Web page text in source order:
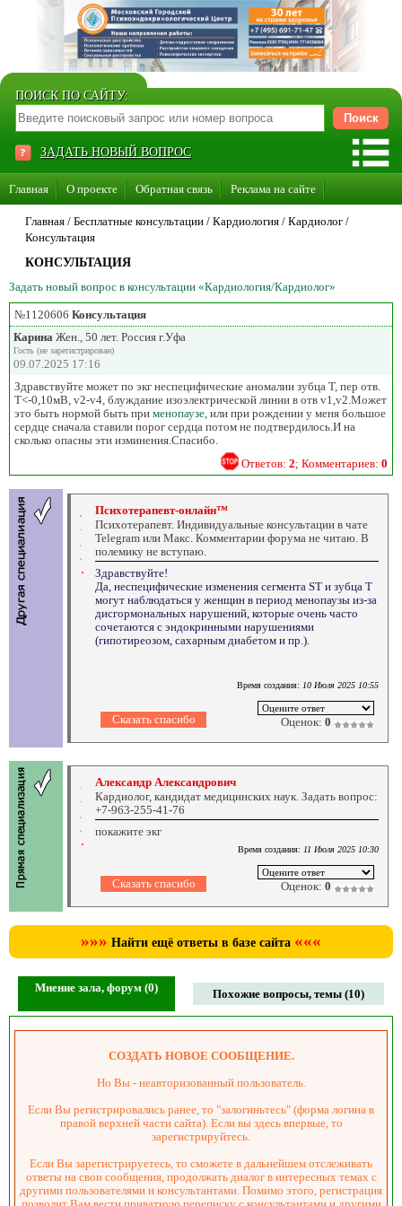
ПОИСК ПО САЙТУ:
ЗАДАТЬ НОВЫЙ ВОПРОС
Главная О проекте Обратная связь Реклама на сайте
Стать консультантом нашего сайта
Главная / Бесплатные консультации / Кардиология / Кардиолог /
Консультация
КОНСУЛЬТАЦИЯ
Задать новый вопрос в консультации «Кардиология/Кардиолог»
№1120606 Консультация
Карина Жен., 50 лет. Россия г.Уфа
Гость (не зарегистрирован)
09.07.2025 17:16
Здравствуйте может по экг неспецифические аномалии зубца Т, пер отв.
Т<-0,10мВ, v2-v4, блуждание изоэлектрической линии в отв v1,v2.Может
это быть нормой быть при менопаузе , или при рождении у меня большое
сердце сначала ставили порог сердца потом не подтвердилось.И на
сколько опасны эти изминения.Спасибо.
Ответов: 2; Комментариев: 0
Психотерапевт-онлайн™
Психотерапевт. Индивидуальные консультации в чате
Telegram или Макс. Комментарии форума не читаю. В
полемику не вступаю.
Здравствуйте!
Да, неспецифические изменения сегмента ST и зубца Т
могут наблюдаться у женщин в период менопаузы из-за
дисгормональных нарушений, которые очень часто
сочетаются с эндокринными нарушениями
(гипотиреозом, сахарным диабетом и пр.).
Время создания: 10 Июля 2025 10:55
Оценок: 0
Александр Александрович
Кардиолог, кандидат медицинских наук. Задать вопрос:
+7-963-255-41-76
покажите экг
Время создания: 11 Июля 2025 10:30
Оценок: 0
»»» Найти ещё ответы в базе сайта «««
Мнение зала, форум (0) Похожие вопросы, темы (10)
СОЗДАТЬ НОВОЕ СООБЩЕНИЕ.
Но Вы - неавторизованный пользователь.
Если Вы регистрировались ранее, то "залогиньтесь" (форма логина в
правой верхней части сайта). Если вы здесь впервые, то
зарегистрируйтесь.
Если Вы зарегистрируетесь, то сможете в дальнейшем отслеживать
ответы на свои сообщения, продолжать диалог в интересных темах с
другими пользователями и консультантами. Помимо этого, регистрация
позволит Вам вести приватную переписку с консультантами и другими